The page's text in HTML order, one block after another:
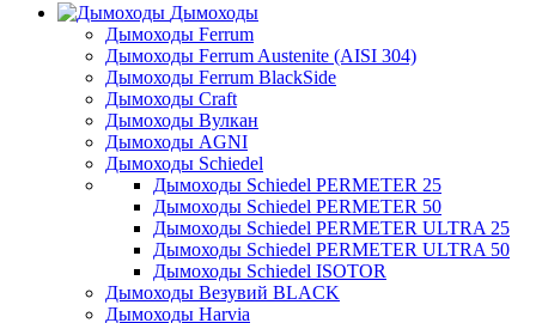
Дымоходы
Дымоходы Ferrum
Дымоходы Ferrum Austenite (AISI 304)
Дымоходы Ferrum BlackSide
Дымоходы Craft
Дымоходы Вулкан
Дымоходы AGNI
Дымоходы Schiedel
Дымоходы Schiedel PERMETER 25
Дымоходы Schiedel PERMETER 50
Дымоходы Schiedel PERMETER ULTRA 25
Дымоходы Schiedel PERMETER ULTRA 50
Дымоходы Schiedel ISOTOR
Дымоходы Везувий BLACK
Дымоходы Harvia